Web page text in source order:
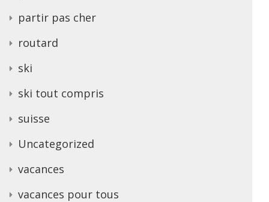
partir pas cher
routard
ski
ski tout compris
suisse
Uncategorized
vacances
vacances pour tous